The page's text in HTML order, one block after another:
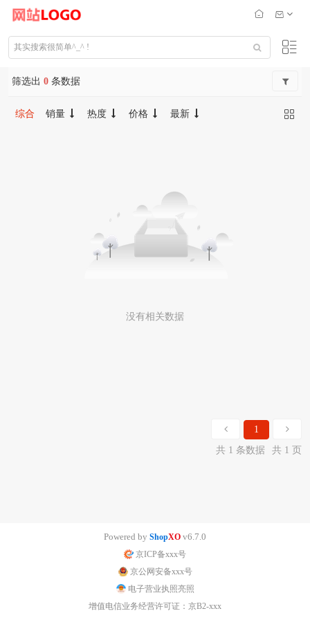
筛选出 0 条数据
综合 销量 热度 价格 最新
没有相关数据
1
共 1 条数据
共 1 页
Powered by ShopXO v6.7.0
京ICP备xxx号
京公网安备xxx号
电子营业执照亮照
增值电信业务经营许可证：京B2-xxx